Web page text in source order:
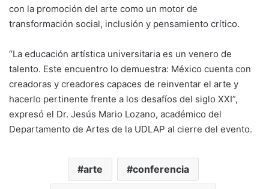
con la promoción del arte como un motor de
transformación social, inclusión y pensamiento crítico.
“La educación artística universitaria es un venero de
talento. Este encuentro lo demuestra: México cuenta con
creadoras y creadores capaces de reinventar el arte y
hacerlo pertinente frente a los desafíos del siglo XXI”,
expresó el Dr. Jesús Mario Lozano, académico del
Departamento de Artes de la UDLAP al cierre del evento.
arte conferencia